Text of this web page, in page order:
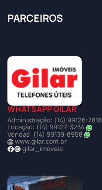
PARCEIROS
WHATSAPP GILAR
Administração: (14) 99126-7818
Locação: (14) 99127-3234
Vendas: (14) 99139-8958
www.gilar.com.br
gilar_imoveis